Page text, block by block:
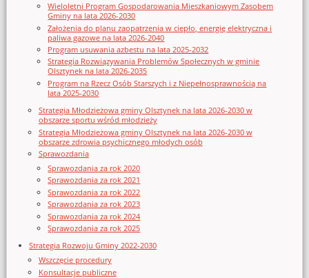
Wieloletni Program Gospodarowania Mieszkaniowym Zasobem
Gminy na lata 2026-2030
Założenia do planu zaopatrzenia w ciepło, energię elektryczna i
paliwa gazowe na lata 2026-2040
Program usuwania azbestu na lata 2025-2032
Strategia Rozwiązywania Problemów Społecznych w gminie
Olsztynek na lata 2026-2035
Program na Rzecz Osób Starszych i z Niepełnosprawnością na
lata 2025-2030
Strategia Młodzieżowa gminy Olsztynek na lata 2026-2030 w
obszarze sportu wśród młodzieży
Strategia Młodzieżowa gminy Olsztynek na lata 2026-2030 w
obszarze zdrowia psychicznego młodych osób
Sprawozdania
Sprawozdania za rok 2020
Sprawozdania za rok 2021
Sprawozdania za rok 2022
Sprawozdania za rok 2023
Sprawozdania za rok 2024
Sprawozdania za rok 2025
Strategia Rozwoju Gminy 2022-2030
Wszczęcie procedury
Konsultacje publiczne